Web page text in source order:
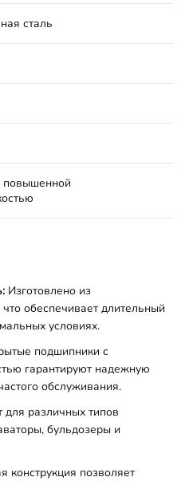
сталь
повышенной
Изготовлено из
обеспечивает длительный
условиях.
подшипники с
гарантируют надежную
обслуживания.
для различных типов
бульдозеры и
конструкция позволяет